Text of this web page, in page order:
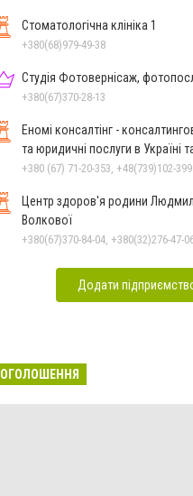
Стоматологічна клініка 1
+380(68)979-49-38
Студія Фотовернісаж,
+380(67)370-28-13
Еномі консалтінг -
та юридичні послуги в Україні
+380 (67) 71-20-353, +48(739)102-399
Центр здоров'я родини
Волкової
+380(67)370-84-04, +380(32)276-47-
Додати
ОГОЛОШЕННЯ